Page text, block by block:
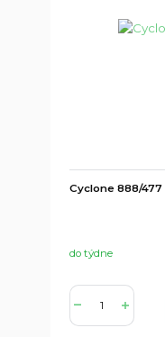
Cyclone 888/477
do týdne